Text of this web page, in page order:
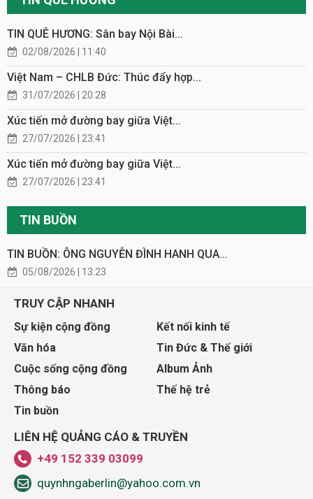
TIN QUÊ HƯƠNG: Sân bay Nội Bài...
02/08/2026 | 11:40
Việt Nam – CHLB Đức: Thúc đẩy hợp...
31/07/2026 | 20:28
Xúc tiến mở đường bay giữa Việt...
27/07/2026 | 23:41
Xúc tiến mở đường bay giữa Việt...
27/07/2026 | 23:41
TIN BUỒN
TIN BUỒN: ÔNG NGUYỄN ĐÌNH HANH QUA...
05/08/2026 | 13:23
TRUY CẬP NHANH
Sự kiện cộng đồng
Kết nối kinh tế
Văn hóa
Tin Đức & Thế giới
Cuộc sống cộng đồng
Album Ảnh
Thông báo
Thế hệ trẻ
Tin buồn
LIÊN HỆ QUẢNG CÁO & TRUYỀN
+49 152 339 03099
quynhngaberlin@yahoo.com.vn